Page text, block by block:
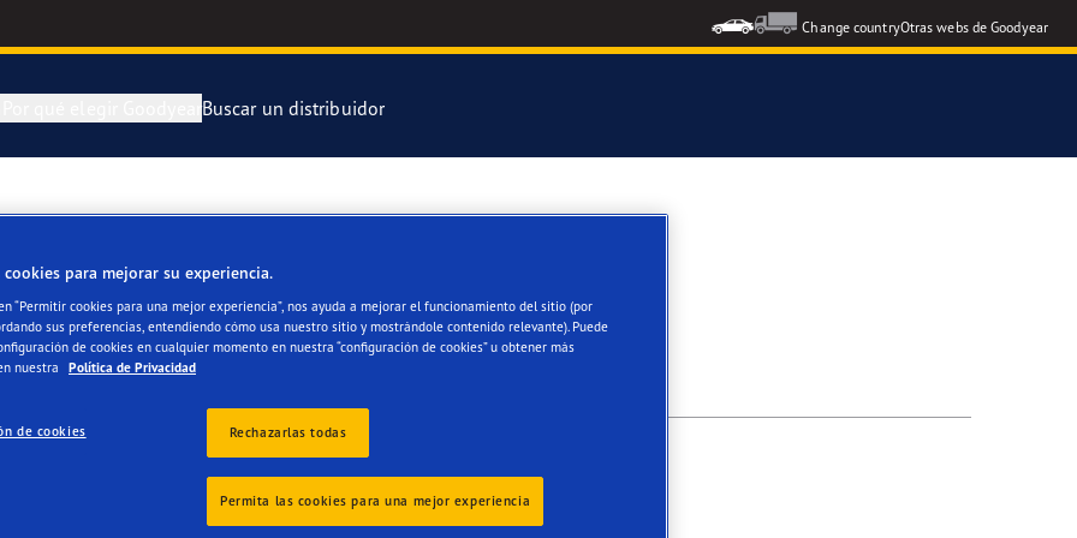
Change countryOtras webs de Goodyear
y cambia tus neumáticos
de tus neumáticos
Que Cuentan
Performance 3
4Seasons Gen-3
EfficientGrip Performance 2
Neumático Oficial del Grupo Aramón
Neumáticos Goodyear Eagle
Buscar un distribuidor
MARTÍNEZ
para mejorar su experiencia.
“Permitir cookies para una mejor experiencia”, nos ayuda a mejorar el funcionamiento del sitio (por
sus preferencias, entendiendo cómo usa nuestro sitio y mostrándole contenido relevante). Puede
de cookies en cualquier momento en nuestra “configuración de cookies” u obtener más
nuestra
Política de Privacidad
de cookies Rechazarlas todas
Permita las cookies para una mejor experiencia